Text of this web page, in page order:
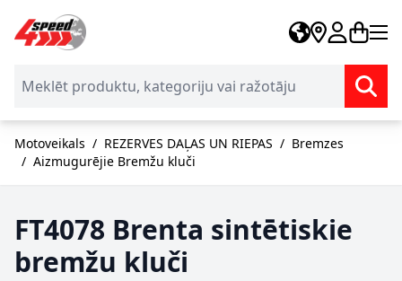
Skip to Content
Motoveikals / REZERVES DAĻAS UN RIEPAS / Bremzes
/ Aizmugurējie Bremžu kluči
FT4078 Brenta sintētiskie
bremžu kluči